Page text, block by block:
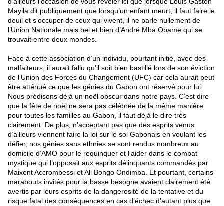
Mayila dit publiquement que lorsqu’un enfant meurt, il faut faire le
deuil et s’occuper de ceux qui vivent, il ne parle nullement de
l’Union Nationale mais bel et bien d’André Mba Obame qui se
trouvait entre deux mondes.
Face à cette association d’un individu, pourtant initié, avec des
malfaiteurs, il aurait fallu qu’il soit bien bastillé lors de son éviction
de l’Union des Forces du Changement (UFC) car cela aurait peut
être atténué ce que les génies du Gabon ont réservé pour lui.
Nous prédisons déjà un noël obscur dans notre pays. C’est dire
que la fête de noël ne sera pas célébrée de la même manière
pour toutes les familles au Gabon, il faut déjà le dire très
clairement. De plus, n’acceptant pas que des esprits venus
d’ailleurs viennent faire la loi sur le sol Gabonais en voulant les
défier, nos génies sans ethnies se sont rendus nombreux au
domicile d’AMO pour le requinquer et l’aider dans le combat
mystique qui l’opposait aux esprits délinquants commandés par
Maixent Accrombessi et Ali Bongo Ondimba. Et pourtant, certains
marabouts invités pour la basse besogne avaient clairement été
avertis par leurs esprits de la dangerosité de la tentative et du
risque fatal des conséquences en cas d’échec d’autant plus que